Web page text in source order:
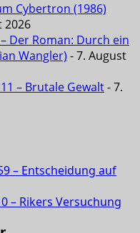
Cybertron (1986)
2026
Der Roman: Durch ein
Wangler) - 7. August
– Brutale Gewalt- 7.
– Entscheidung auf
– Rikers Versuchung